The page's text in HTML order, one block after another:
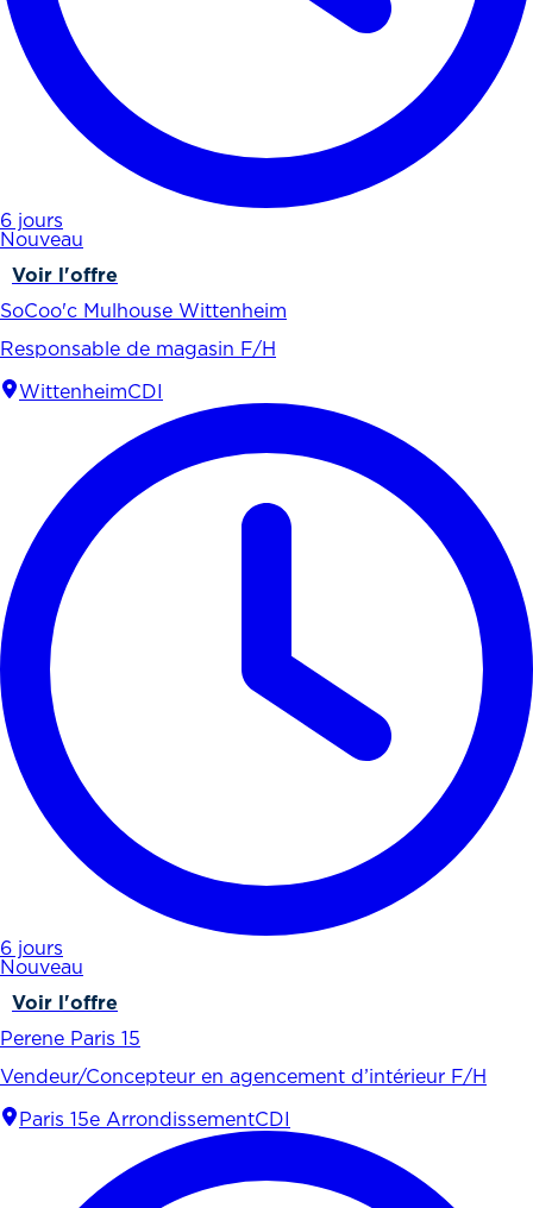
6 jours
Nouveau
Voir l'offre
SoCoo'c Mulhouse Wittenheim
Responsable de magasin F/H
WittenheimCDI
6 jours
Nouveau
Voir l'offre
Perene Paris 15
Vendeur/Concepteur en agencement d’intérieur F/H
Paris 15e ArrondissementCDI